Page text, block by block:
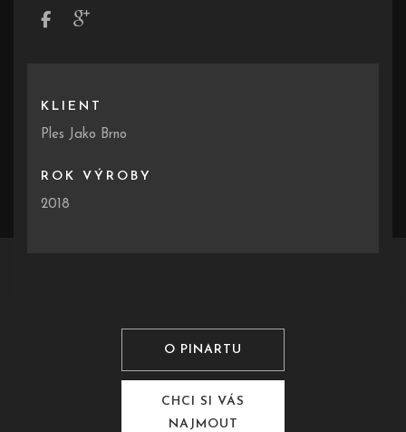
KLIENT
Ples Jako Brno
ROK VÝROBY
2018
O PINARTU
CHCI SI VÁS
NAJMOUT